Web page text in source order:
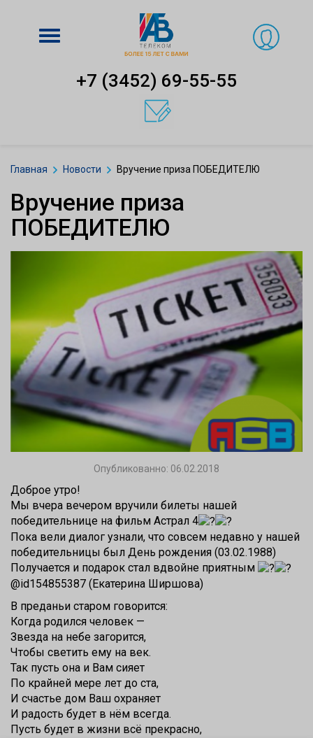
Включить
+7 (3452) 69-55-55
Главная Новости Вручение приза ПОБЕДИТЕЛЮ
Вручение приза
ПОБЕДИТЕЛЮ
Опубликованно: 06.02.2018
Доброе утро!
Мы вчера вечером вручили билеты нашей
победительнице на фильм Астрал 4
Пока вели диалог узнали, что совсем недавно у нашей
победительницы был День рождения (03.02.1988)
Получается и подарок стал вдвойне приятным
@id154855387 (Екатерина Ширшова)
В преданьи старом говорится:
Когда родился человек —
Звезда на небе загорится,
Чтобы светить ему на век.
Так пусть она и Вам сияет
По крайней мере лет до ста,
И счастье дом Ваш охраняет
И радость будет в нём всегда.
Пусть будет в жизни всё прекрасно,